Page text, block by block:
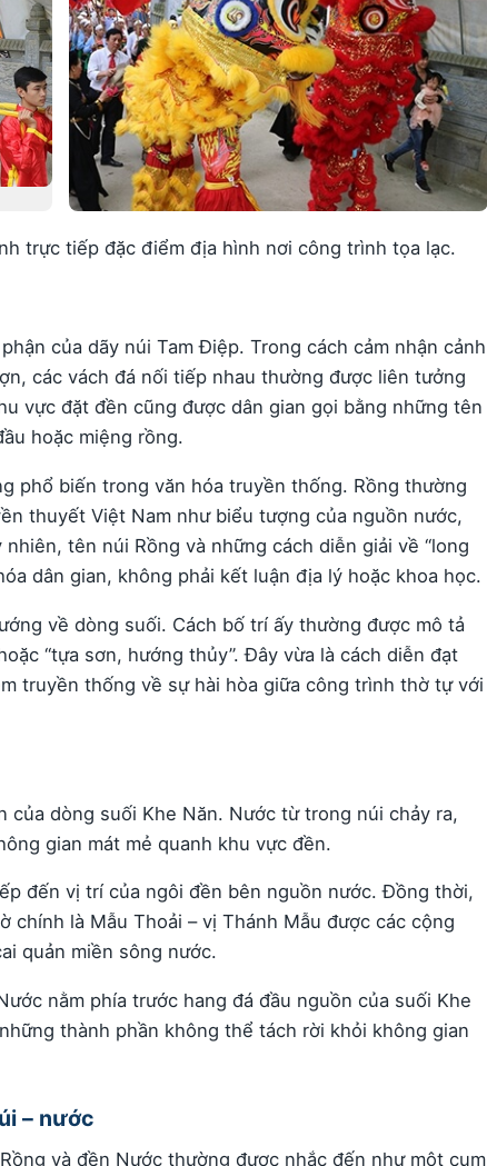
trực tiếp đặc điểm địa hình nơi công trình tọa lạc.
của dãy núi Tam Điệp. Trong cách cảm nhận cảnh
các vách đá nối tiếp nhau thường được liên tưởng
vực đặt đền cũng được dân gian gọi bằng những tên
hoặc miệng rồng.
phổ biến trong văn hóa truyền thống. Rồng thường
thuyết Việt Nam như biểu tượng của nguồn nước,
tên núi Rồng và những cách diễn giải về “long
dân gian, không phải kết luận địa lý hoặc khoa học.
về dòng suối. Cách bố trí ấy thường được mô tả
“tựa sơn, hướng thủy”. Đây vừa là cách diễn đạt
truyền thống về sự hài hòa giữa công trình thờ tự với
của dòng suối Khe Năn. Nước từ trong núi chảy ra,
gian mát mẻ quanh khu vực đền.
đến vị trí của ngôi đền bên nguồn nước. Đồng thời,
là Mẫu Thoải – vị Thánh Mẫu được các cộng
quản miền sông nước.
nằm phía trước hang đá đầu nguồn của suối Khe
thành phần không thể tách rời khỏi không gian
– nước
và đền Nước thường được nhắc đến như một cụm